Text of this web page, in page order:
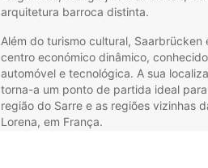
arquitetura barroca distinta.
Além do turismo cultural, Saarbrücken
centro económico dinâmico,
automóvel e tecnológica. A sua
torna-a um ponto de partida ideal
região do Sarre e as regiões vizinhas
Lorena, em França.